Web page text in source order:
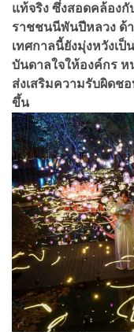
แท้จริง ซึ่งสอดคล้อง
ราชชนนีพันปีหลวง ด้
เทศกาลนี้ยังมุ่งหวังเ
บันดาลใจให้องค์กร
ส่งเสริมความรับผิดช
ขึ้น